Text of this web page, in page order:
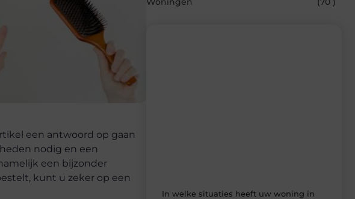
een antwoord op gaan
nodig en een
een bijzonder
kunt u zeker op een
In welke situaties heeft uw woning in